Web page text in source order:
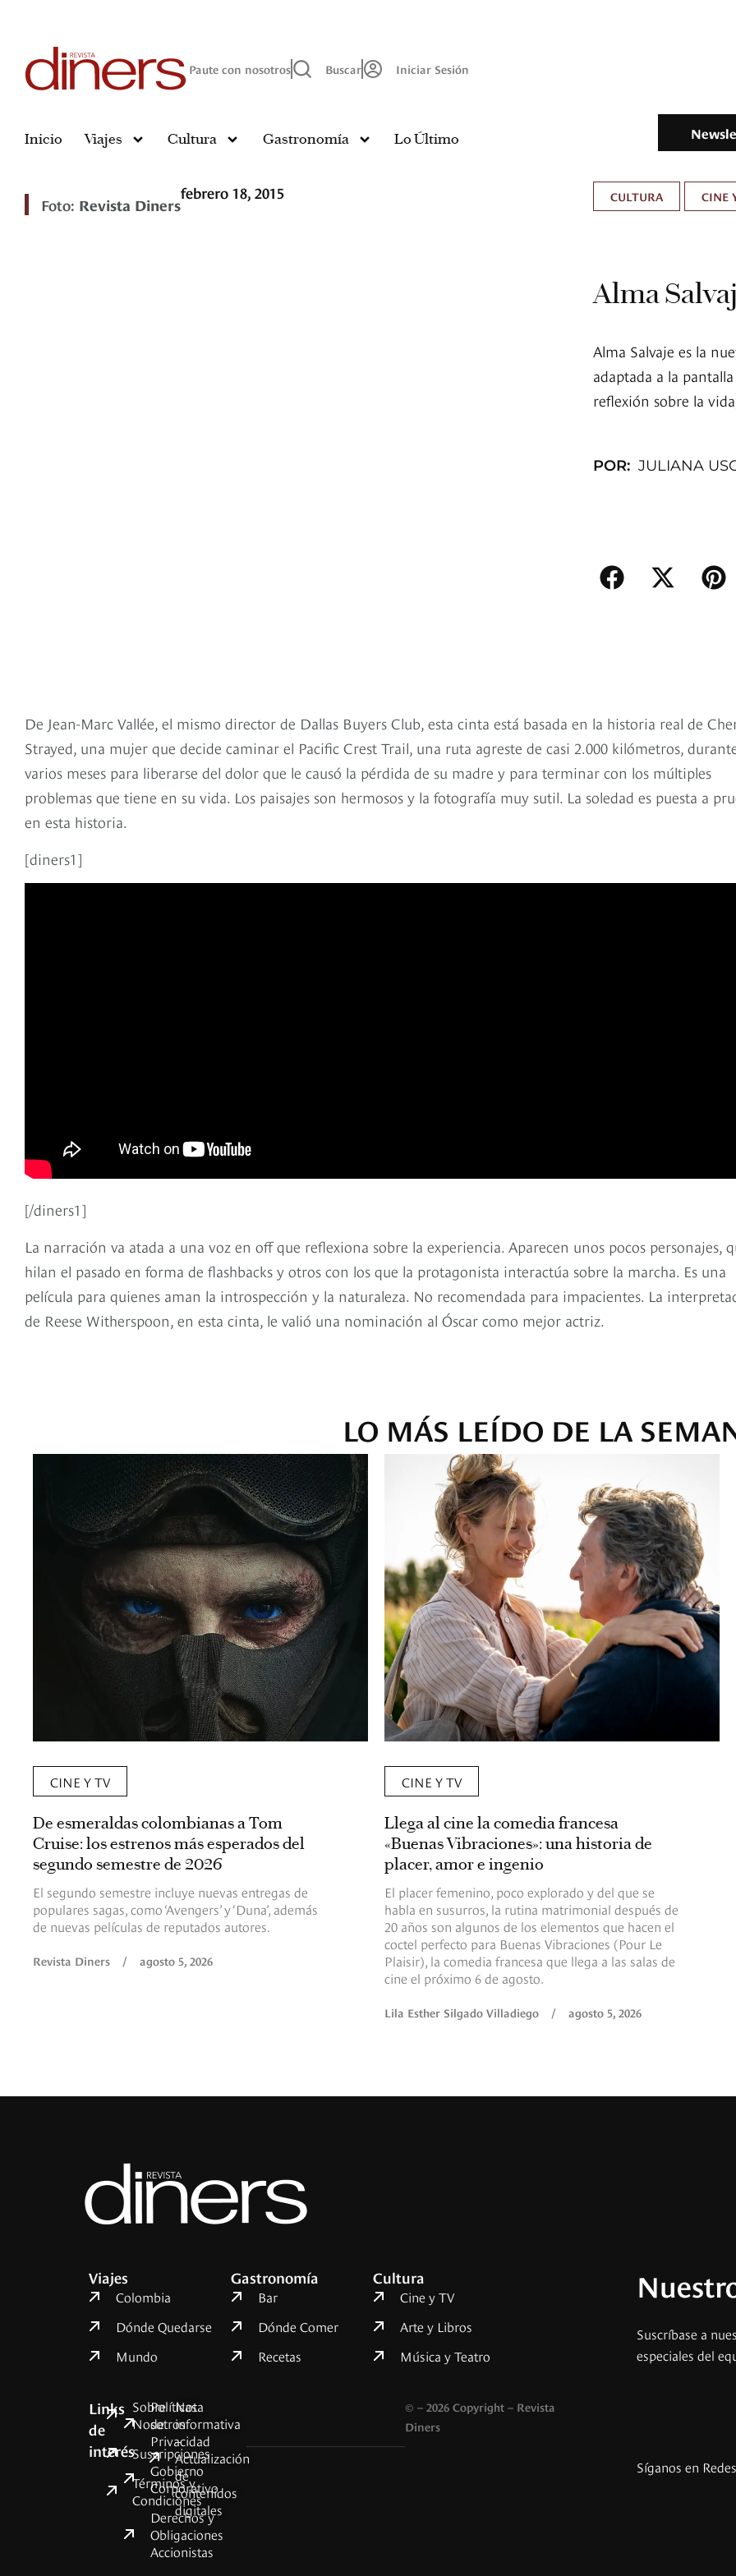
Paute con nosotros Buscar Iniciar Sesión
Inicio Viajes Cultura Gastronomía Lo Último
Foto: Revista Diners
febrero 18, 2015 CULTURA CINE
Alma
Alma Salvaje es la
adaptada a la
reflexión sobre la
POR: JULIANA
De Jean-Marc Vallée, el mismo director de Dallas Buyers Club, esta cinta está basada en la historia real de
Strayed, una mujer que decide caminar el Pacific Crest Trail, una ruta agreste de casi 2.000 kilómetros,
varios meses para liberarse del dolor que le causó la pérdida de su madre y para terminar con los múltiples
problemas que tiene en su vida. Los paisajes son hermosos y la fotografía muy sutil. La soledad es puesta a
en esta historia.
[diners1]
[/diners1]
La narración va atada a una voz en off que reflexiona sobre la experiencia. Aparecen unos pocos personajes,
hilan el pasado en forma de flashbacks y otros con los que la protagonista interactúa sobre la marcha. Es una
película para quienes aman la introspección y la naturaleza. No recomendada para impacientes. La
de Reese Witherspoon, en esta cinta, le valió una nominación al Óscar como mejor actriz.
LO MÁS LEÍDO DE LA
CINE Y TV
De esmeraldas colombianas a Tom
Cruise: los estrenos más esperados del
segundo semestre de 2026
El segundo semestre incluye nuevas entregas de
populares sagas, como ‘Avengers’ y ‘Duna’, además
de nuevas películas de reputados autores.
Revista Diners / agosto 5, 2026
CINE Y TV
Llega al cine la comedia francesa
«Buenas Vibraciones»: una historia de
placer, amor e ingenio
El placer femenino, poco explorado y del que se
habla en susurros, la rutina matrimonial después de
20 años son algunos de los elementos que hacen el
coctel perfecto para Buenas Vibraciones (Pour Le
Plaisir), la comedia francesa que llega a las salas de
cine el próximo 6 de agosto.
Lila Esther Silgado Villadiego / agosto 5, 2026
Viajes
Colombia
Dónde Quedarse
Mundo
Gastronomía
Bar
Dónde Comer
Recetas
Cultura
Cine y TV
Arte y Libros
Música y Teatro
Links
de
interés
Sobre
Nosotros
Suscripciones
Términos y
Condiciones
Políticas
de
Privacidad
Gobierno
Corporativo
Derechos y
Obligaciones
Accionistas
Nota
informativa
–
Actualización
de
contenidos
digitales
© – 2026 Copyright – Revista
Diners
Suscríbase a
especiales del
Síganos en Redes